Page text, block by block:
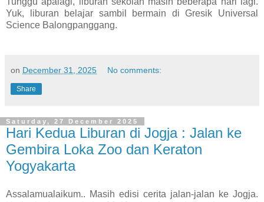
Yuk, liburan belajar sambil bermain di Gresik Universal
Science Balongpanggang.
on December 31, 2025 No comments:
Share
Saturday, 27 December 2025
Hari Kedua Liburan di Jogja : Jalan ke
Gembira Loka Zoo dan Keraton
Yogyakarta
Assalamualaikum.. Masih edisi cerita jalan-jalan ke Jogja.